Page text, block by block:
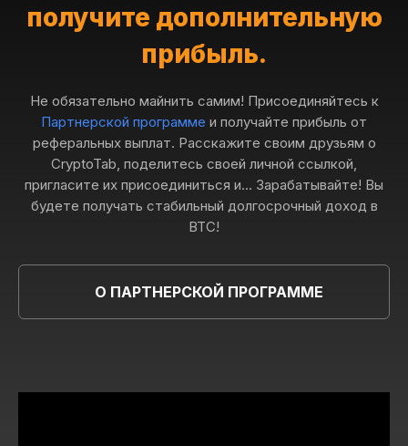
получите дополнительную
прибыль.
Не обязательно майнить самим! Присоединяйтесь к
Партнерской программе и получайте прибыль от
реферальных выплат. Расскажите своим друзьям о
CryptoTab, поделитесь своей личной ссылкой,
пригласите их присоединиться и... Зарабатывайте! Вы
будете получать стабильный долгосрочный доход в
BTC!
О ПАРТНЕРСКОЙ ПРОГРАММЕ